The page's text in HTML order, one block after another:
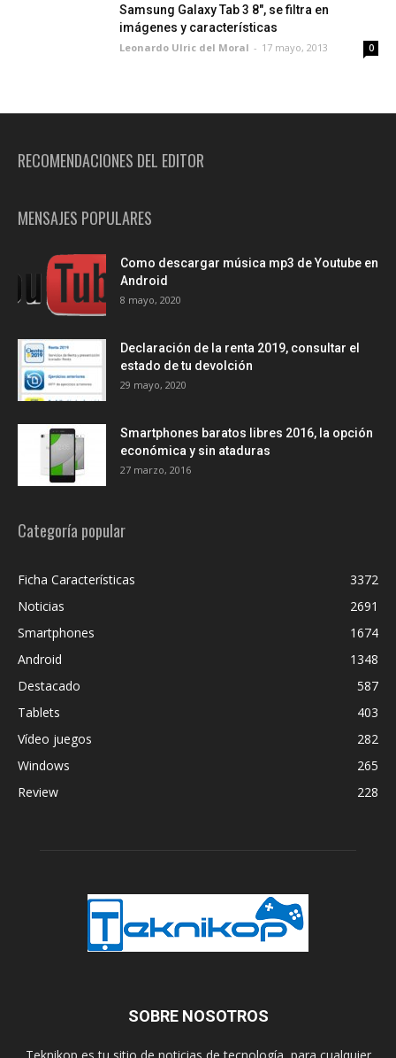
Samsung Galaxy Tab 3 8", se filtra en
imágenes y características
Leonardo Ulric del Moral - 17 mayo, 2013 0
RECOMENDACIONES DEL EDITOR
MENSAJES POPULARES
Como descargar música mp3 de Youtube en
Android
8 mayo, 2020
Declaración de la renta 2019, consultar el
estado de tu devolción
29 mayo, 2020
Smartphones baratos libres 2016, la opción
económica y sin ataduras
27 marzo, 2016
Categoría popular
Ficha Características
3372
Noticias
2691
Smartphones
1674
Android
1348
Destacado
587
Tablets
403
Vídeo juegos
282
Windows
265
Review
228
SOBRE NOSOTROS